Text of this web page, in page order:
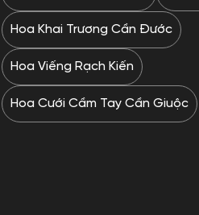
Hoa Khai Trương Cần Đước
Hoa Viếng Rạch Kiến
Hoa Cưới Cầm Tay Cần Giuộc